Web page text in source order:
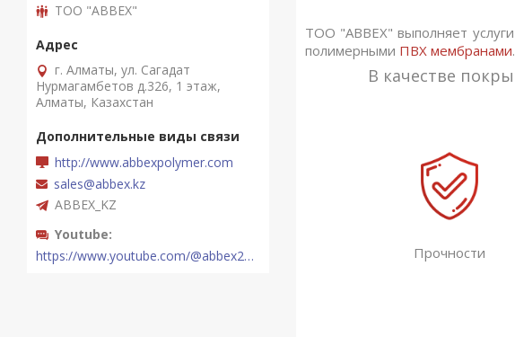
ТОО "ABBEX" выполняет
полимерными ПВХ мембранами
В качестве
Прочности
ТОО "ABBEX"
г. Алматы, ул. Сагадат
Нурмагамбетов д.326, 1 этаж,
Алматы, Казахстан
http://www.abbexpolymer.com
sales@abbex.kz
ABBEX_KZ
Youtube
https://www.youtube.com/@abbex2289